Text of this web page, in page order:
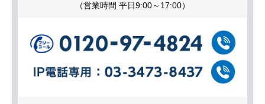
（営業時間 平日9:00～17:00）